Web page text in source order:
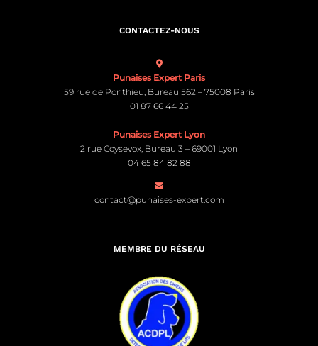
CONTACTEZ-NOUS
Punaises Expert Paris
59 rue de Ponthieu, Bureau 562 – 75008 Paris
01 87 66 44 25
Punaises Expert Lyon
2 rue Coysevox, Bureau 3 – 69001 Lyon
04 65 84 82 88
contact@punaises-expert.com
MEMBRE DU RÉSEAU